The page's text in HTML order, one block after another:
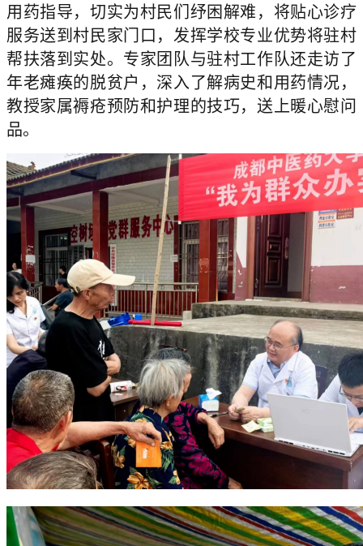
用药指导，切实为村民们纾困解难，将贴心诊疗
服务送到村民家门口，发挥学校专业优势将驻村
帮扶落到实处。专家团队与驻村工作队还走访了
年老瘫痪的脱贫户，深入了解病史和用药情况，
教授家属褥疮预防和护理的技巧，送上暖心慰问
品。